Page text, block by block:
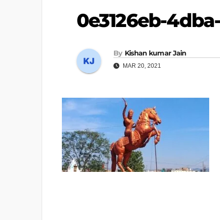
0e3126eb-
By Kishan kumar Jain
MAR 20, 2021